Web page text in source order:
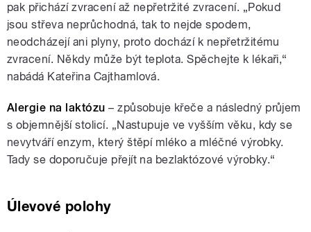
pak přichází zvracení až nepřetržité zvracení. „Pokud
jsou střeva neprůchodná, tak to nejde spodem,
neodcházejí ani plyny, proto dochází k nepřetržitému
zvracení. Někdy může být teplota. Spěchejte k lékaři,“
nabádá Kateřina Cajthamlová.
Alergie na laktózu – způsobuje křeče a následný průjem
s objemnější stolicí. „Nastupuje ve vyšším věku, kdy se
nevytváří enzym, který štěpí mléko a mléčné výrobky.
Tady se doporučuje přejít na bezlaktózové výrobky.“
Úlevové polohy